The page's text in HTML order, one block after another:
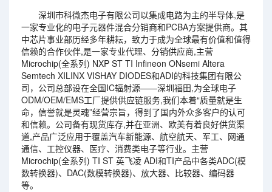
深圳市科微杰电子有限公司以集成电路为主的半导体,是
一家专业化的电子元器件混合分销商和PCBA方案提供商。其
中芯片事业部历经多年耕耘，致力于成为全球最有价值和值得
信赖的合作伙伴,是一家专业代理、分销供应商,主营
Microchip(全系列) NXP ST TI Infineon ONsemi Altera
Semtech XILINX VISHAY DIODES和ADI的科技集团有限公
司，公司总部设在全国IC辐射源——深圳福田,为全球电子
ODM/OEM/EMS工厂提供供应链服务,我们本着“质量就是生
命，信誉就是灵魂”经营宗旨，得到了国内外众多客户的认可
和信赖。公司备有现货库存,并在亚洲、欧美有着良好供货渠
道,产品广泛应用于覆盖汽车新能源、航空航天、军工、网通
通信、工控仪器、医疗、消费类电子等行业。主营
Microchip(全系列) TI ST 英飞凌 ADI和TI产品中各类ADC(模
数转换器)、DAC(数模转换器)、放大器、比较器、编码器
等。